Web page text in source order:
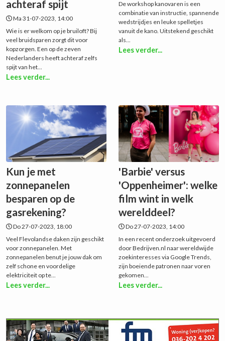
achteraf spijt
Ma 31-07-2023, 14:00
Wie is er welkom op je bruiloft? Bij
veel bruidsparen zorgt dit voor
kopzorgen. Een op de zeven
Nederlanders heeft achteraf zelfs
spijt van het...
Lees verder...
De workshop kanovaren is een
combinatie van instructie, spannende
wedstrijdjes en leuke spelletjes
vanuit de kano. Uitstekend geschikt
als...
Lees verder...
Kun je met
zonnepanelen
besparen op de
gasrekening?
Do 27-07-2023, 18:00
Veel Flevolandse daken zijn geschikt
voor zonnepanelen. Met
zonnepanelen benut je jouw dak om
zelf schone en voordelige
elektriciteit op te...
Lees verder...
'Barbie' versus
'Oppenheimer': welke
film wint in welk
werelddeel?
Do 27-07-2023, 14:00
In een recent onderzoek uitgevoerd
door Bedrijven.nl naar wereldwijde
zoekinteresses via Google Trends,
zijn boeiende patronen naar voren
gekomen...
Lees verder...